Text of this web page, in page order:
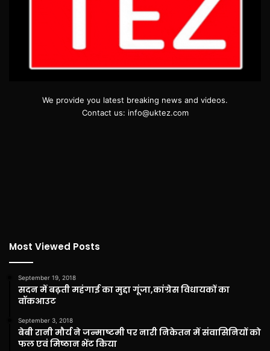
We provide you latest breaking news and videos.
Contact us: info@uktez.com
Most Viewed Posts
September 19, 2018
सदन में बढ़ती महंगाई का मुद्दा गूंजा,कांग्रेस विधायकों का
वॉकआउट
September 3, 2018
बेबी रानी मौर्य ने जन्माष्टमी पर नारी निकेतन में संवासिनियों को
फल एवं मिष्ठान भेंट किया